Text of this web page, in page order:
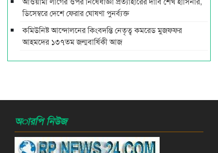
ডিসেম্বরে দেশে ফেরার ঘোষণা পুনর্ব্যক্ত
কমিউনিষ্ট আন্দোলনের কিংবদন্তি নেতৃত্ব কমরেড মুজফ্ফর
আহমদের ১৩৭তম জন্মবার্ষিকী আজ
অারপি নিউজ